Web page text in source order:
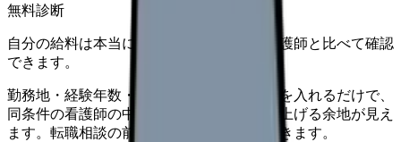
無料診断
自分の給料は本当に上がる？同じ条件の看護師と比べて確認
できます。
勤務地・経験年数・施設タイプ・夜勤回数を入れるだけで、
同条件の看護師の中での現在地と、年収を上げる余地が見え
ます。転職相談の前に、まず数字で整理できます。